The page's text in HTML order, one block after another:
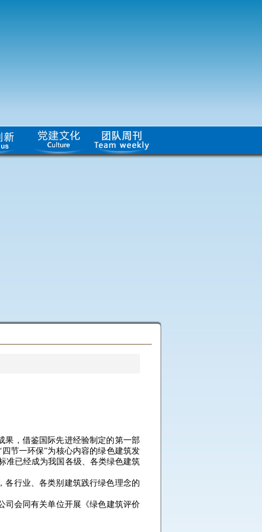
果，借鉴国际先进经验制定的第一部
节一环保”为核心内容的绿色建筑发
准已经成为我国各级、各类绿色建筑
各行业、各类别建筑践行绿色理念的
司会同有关单位开展《绿色建筑评价